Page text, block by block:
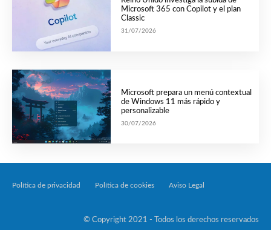
Microsoft 365 con Copilot y el plan
Classic
31/07/2026
Microsoft prepara un menú contextual
de Windows 11 más rápido y
personalizable
30/07/2026
Política de privacidad Política de cookies Aviso Legal
© Copyright 2021 - Todos los derechos reservados